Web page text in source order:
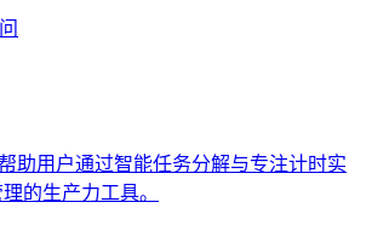
助用户通过智能任务分解与专注计时实
的生产力工具。